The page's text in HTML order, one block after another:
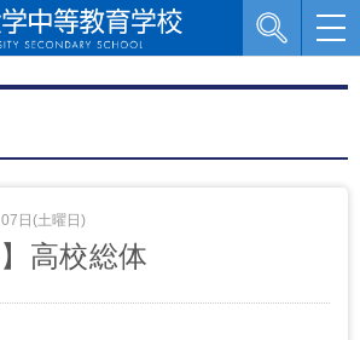
日(土曜日)
高校総体